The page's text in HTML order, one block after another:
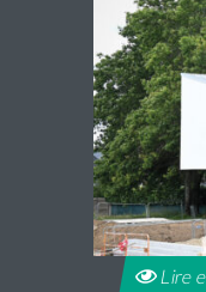
Lire la suite
Lire